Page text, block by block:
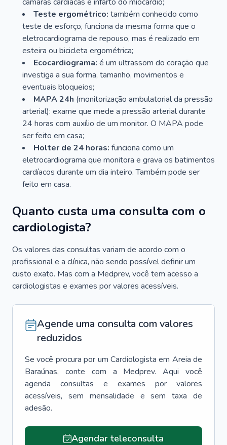
Teste ergométrico: também conhecido como
teste de esforço, funciona da mesma forma que o
eletrocardiograma de repouso, mas é realizado em
esteira ou bicicleta ergométrica;
Ecocardiograma: é um ultrassom do coração que
investiga a sua forma, tamanho, movimentos e
eventuais bloqueios;
MAPA 24h (monitorização ambulatorial da pressão
arterial): exame que mede a pressão arterial durante
24 horas com auxílio de um monitor. O MAPA pode
ser feito em casa;
Holter de 24 horas: funciona como um
eletrocardiograma que monitora e grava os batimentos
cardíacos durante um dia inteiro. Também pode ser
feito em casa.
Quanto custa uma consulta com o
cardiologista?
Os valores das consultas variam de acordo com o
profissional e a clínica, não sendo possível definir um
custo exato. Mas com a Medprev, você tem acesso a
cardiologistas e exames por valores acessíveis.
Agende uma consulta com valores
reduzidos
Se você procura por um Cardiologista em Areia de
Baraúnas, conte com a Medprev. Aqui você
agenda consultas e exames por valores
acessíveis, sem mensalidade e sem taxa de
adesão.
Agendar teleconsulta